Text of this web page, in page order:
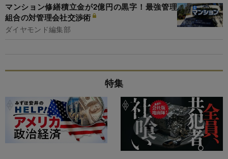
マンション修繕積立金が2億円の黒字！最強管理
組合の対管理会社交渉術
ダイヤモンド編集部
特集